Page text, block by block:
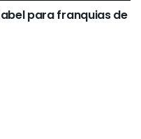
para franquias de